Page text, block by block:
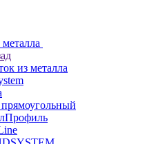
из металла